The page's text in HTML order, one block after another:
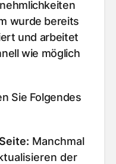
wurde bereits
und arbeitet
wie möglich
Sie Folgendes
: Manchmal
der